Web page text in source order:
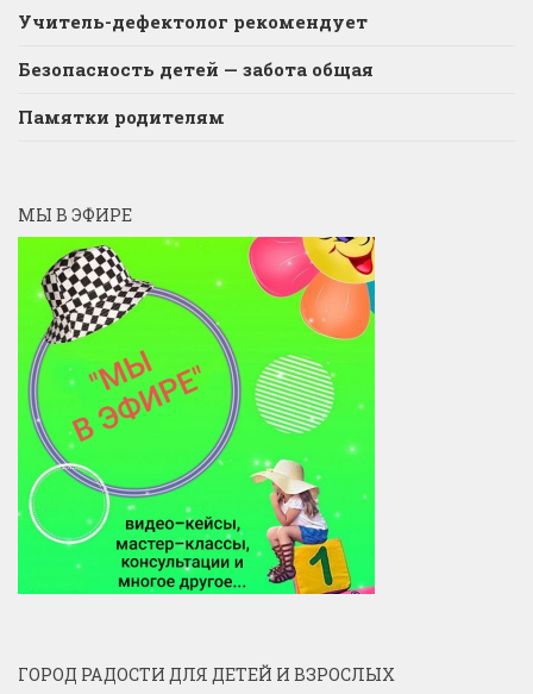
Учитель-дефектолог рекомендует
Безопасность детей — забота общая
Памятки родителям
МЫ В ЭФИРЕ
ГОРОД РАДОСТИ ДЛЯ ДЕТЕЙ И ВЗРОСЛЫХ